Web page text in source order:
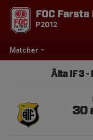
Matcher
FOC
P2012
Älta IF 3 -
30